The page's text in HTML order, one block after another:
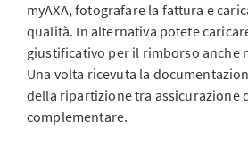
myAXA, fotografare la fattura e
qualità. In alternativa potete
giustificativo per il rimborso anche
Una volta ricevuta la
della ripartizione tra assicurazione
complementare.